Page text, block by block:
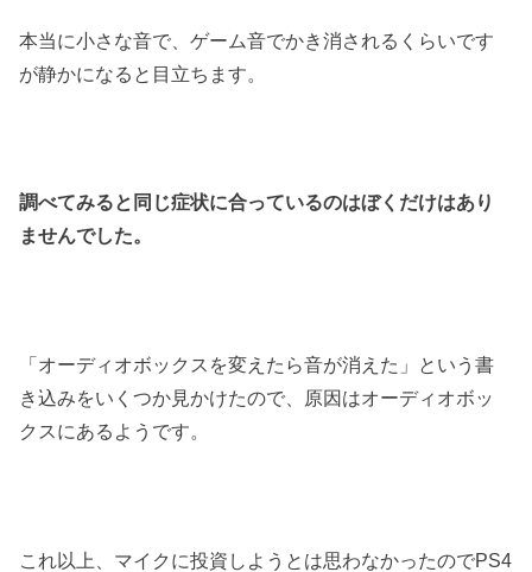
本当に小さな音で、ゲーム音でかき消されるくらいです
が静かになると目立ちます。
調べてみると同じ症状に合っているのはぼくだけはあり
ませんでした。
「オーディオボックスを変えたら音が消えた」という書
き込みをいくつか見かけたので、原因はオーディオボッ
クスにあるようです。
これ以上、マイクに投資しようとは思わなかったのでPS4